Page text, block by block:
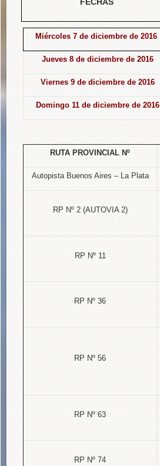
Miércoles 7 de diciembre de 2016
Jueves 8 de diciembre de 2016
Viernes 9 de diciembre de 2016
Domingo 11 de diciembre de 2016
RUTA PROVINCIAL Nº
Autopista Buenos Aires – La Plata
RP Nº 2 (AUTOVIA 2)
RP Nº 11
RP Nº 36
RP Nº 56
RP Nº 63
RP Nº 74